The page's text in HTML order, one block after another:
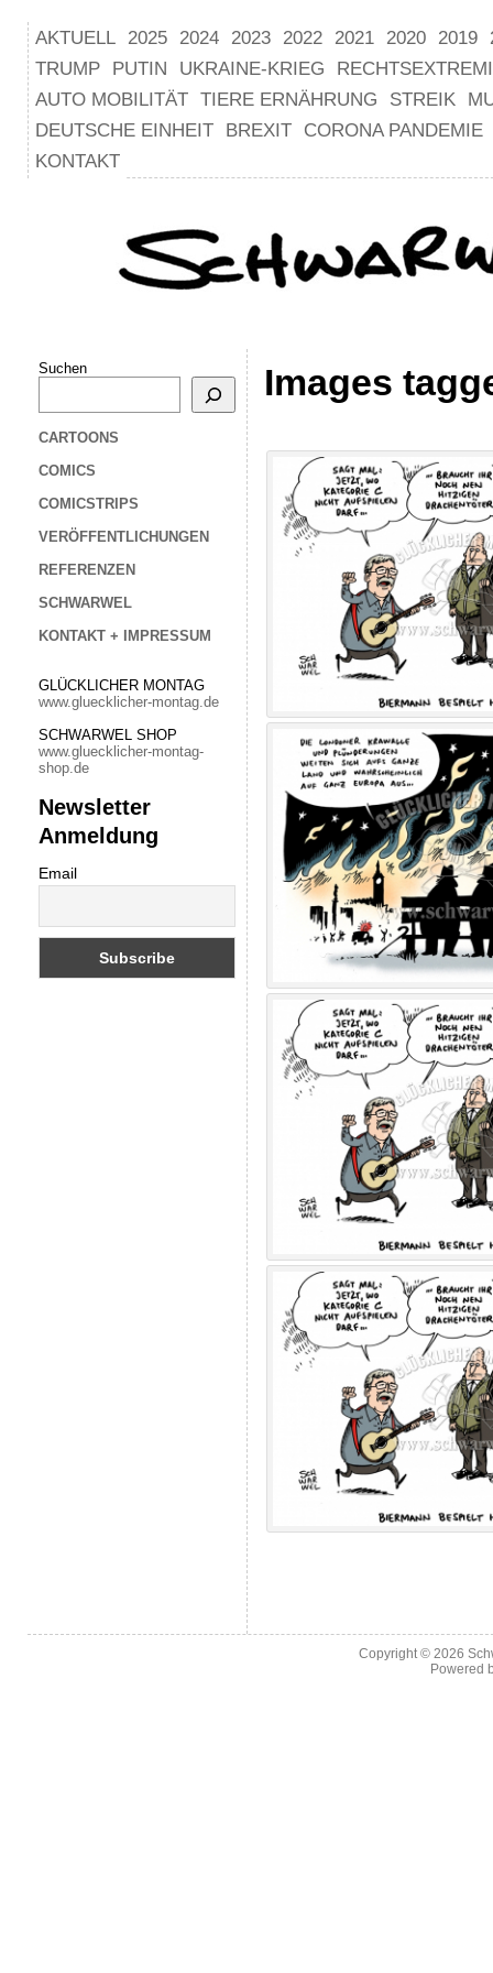
AKTUELL 2025 2024 2023 2022 2021 2020 2019
TRUMP
PUTIN UKRAINE-KRIEG
AUTO MOBILITÄT TIERE ERNÄHRUNG STREIK
DEUTSCHE EINHEIT
BREXIT
CORONA PANDEMIE
KONTAKT
Suchen
CARTOONS
COMICS
COMICSTRIPS
VERÖFFENTLICHUNGEN
REFERENZEN
SCHWARWEL
KONTAKT + IMPRESSUM
GLÜCKLICHER MONTAG
www.gluecklicher-montag.de
SCHWARWEL SHOP
www.gluecklicher-montag-
shop.de
Newsletter
Anmeldung
Email
Images
Copyright © 2026
Powered